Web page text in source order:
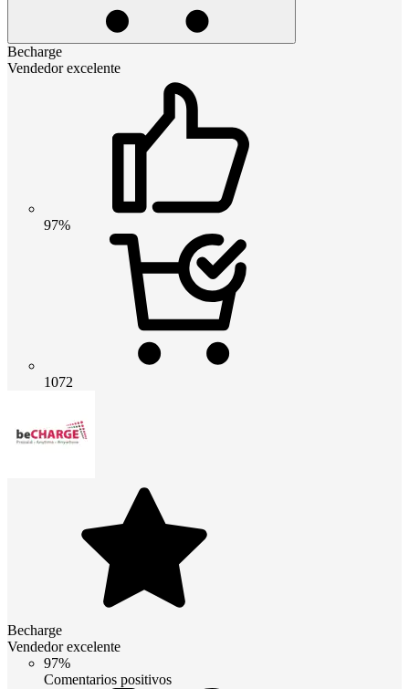
Becharge
Vendedor excelente
97%
1072
Becharge
Vendedor excelente
97%
Comentarios positivos